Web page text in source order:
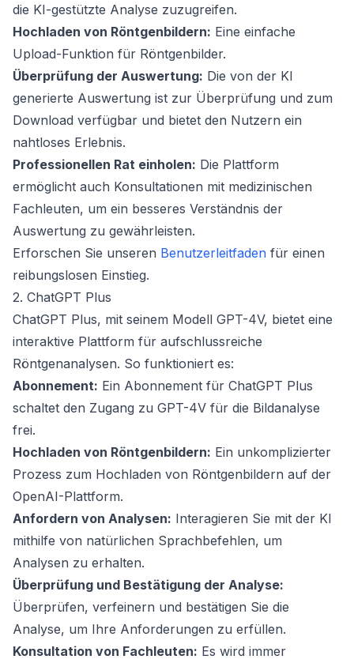
die KI-gestützte Analyse zuzugreifen.
Hochladen von Röntgenbildern: Eine einfache
Upload-Funktion für Röntgenbilder.
Überprüfung der Auswertung: Die von der KI
generierte Auswertung ist zur Überprüfung und zum
Download verfügbar und bietet den Nutzern ein
nahtloses Erlebnis.
Professionellen Rat einholen: Die Plattform
ermöglicht auch Konsultationen mit medizinischen
Fachleuten, um ein besseres Verständnis der
Auswertung zu gewährleisten.
Erforschen Sie unseren Benutzerleitfaden für einen
reibungslosen Einstieg.
2. ChatGPT Plus
ChatGPT Plus, mit seinem Modell GPT-4V, bietet eine
interaktive Plattform für aufschlussreiche
Röntgenanalysen. So funktioniert es:
Abonnement: Ein Abonnement für ChatGPT Plus
schaltet den Zugang zu GPT-4V für die Bildanalyse
frei.
Hochladen von Röntgenbildern: Ein unkomplizierter
Prozess zum Hochladen von Röntgenbildern auf der
OpenAI-Plattform.
Anfordern von Analysen: Interagieren Sie mit der KI
mithilfe von natürlichen Sprachbefehlen, um
Analysen zu erhalten.
Überprüfung und Bestätigung der Analyse:
Überprüfen, verfeinern und bestätigen Sie die
Analyse, um Ihre Anforderungen zu erfüllen.
Konsultation von Fachleuten: Es wird immer